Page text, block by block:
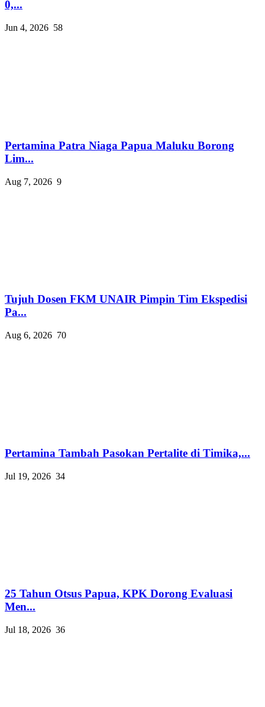
0,...
Jun 4, 2026 58
Pertamina Patra Niaga Papua Maluku Borong
Lim...
Aug 7, 2026 9
Tujuh Dosen FKM UNAIR Pimpin Tim Ekspedisi
Pa...
Aug 6, 2026 70
Pertamina Tambah Pasokan Pertalite di Timika,...
Jul 19, 2026 34
25 Tahun Otsus Papua, KPK Dorong Evaluasi
Men...
Jul 18, 2026 36